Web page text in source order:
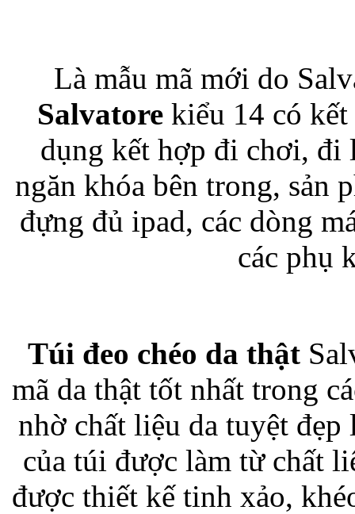
Túi đựng iPad
Túi đựng
Bao da Samsung
Bao da Samsung
Là mẫu mã mới do
Salvatore kiểu 14 có
dụng kết hợp đi chơi, đi
ngăn khóa bên trong, sản
đựng đủ ipad, các dòng
các phụ
Túi đeo chéo da thật
mã da thật tốt nhất trong
nhờ chất liệu da tuyệt đẹp
của túi được làm từ chất
được thiết kế tinh xảo,